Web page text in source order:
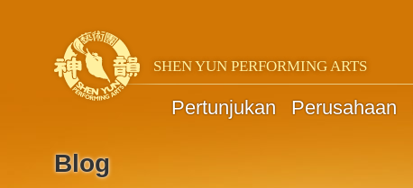
SHEN YUN PERFORMING ARTS
Pertunjukan Perusahaan
Blog